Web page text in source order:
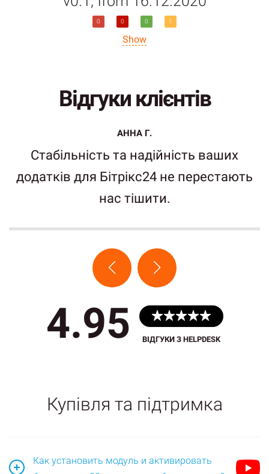
Show
0 0 0 1
Відгуки клієнтів
АННА Г.
Стабільність та надійність ваших
додатків для Бітрікс24 не перестають
нас тішити.
4.95 ВІДГУКИ З HELPDESK
Купівля та підтримка
Как установить модуль и активировать